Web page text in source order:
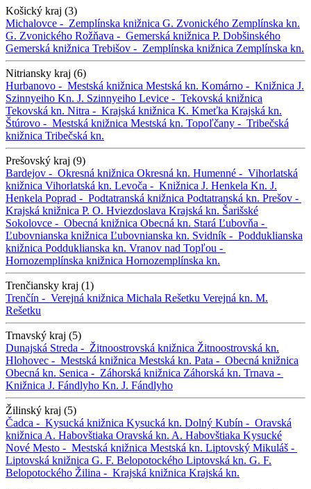
Košický kraj (3)
Michalovce - Zemplínska knižnica G. Zvonického Zemplínska kn.
G. Zvonického Rožňava - Gemerská knižnica P. Dobšinského
Gemerská knižnica Trebišov - Zemplínska knižnica Zemplínska kn.
Nitriansky kraj (6)
Hurbanovo - Mestská knižnica Mestská kn. Komárno - Knižnica J.
Szinnyeiho Kn. J. Szinnyeiho Levice - Tekovská knižnica
Tekovská kn. Nitra - Krajská knižnica K. Kmeťka Krajská kn.
Štúrovo - Mestská knižnica Mestská kn. Topoľčany - Tribečská
knižnica Tribečská kn.
Prešovský kraj (9)
Bardejov - Okresná knižnica Okresná kn. Humenné - Vihorlatská
knižnica Vihorlatská kn. Levoča - Knižnica J. Henkela Kn. J.
Henkela Poprad - Podtatranská knižnica Podtatranská kn. Prešov -
Krajská knižnica P. O. Hviezdoslava Krajská kn. Šarišské
Sokolovce - Obecná knižnica Obecná kn. Stará Ľubovňa -
Ľubovnianska knižnica Ľubovnianska kn. Svidník - Podduklianska
knižnica Podduklianska kn. Vranov nad Topľou -
Hornozemplínska knižnica Hornozemplínska kn.
Trenčiansky kraj (1)
Trenčín - Verejná knižnica Michala Rešetku Verejná kn. M.
Rešetku
Trnavský kraj (5)
Dunajská Streda - Žitnoostrovská knižnica Žitnoostrovská kn.
Hlohovec - Mestská knižnica Mestská kn. Pata - Obecná knižnica
Obecná kn. Senica - Záhorská knižnica Záhorská kn. Trnava -
Knižnica J. Fándlyho Kn. J. Fándlyho
Žilinský kraj (5)
Čadca - Kysucká knižnica Kysucká kn. Dolný Kubín - Oravská
knižnica A. Habovštiaka Oravská kn. A. Habovštiaka Kysucké
Nové Mesto - Mestská knižnica Mestská kn. Liptovský Mikuláš -
Liptovská knižnica G. F. Belopotockého Liptovská kn. G. F.
Belopotockého Žilina - Krajská knižnica Krajská kn.